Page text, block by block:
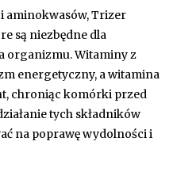
aminokwasów, Trizer
są niezbędne dla
organizmu. Witaminy z
energetyczny, a witamina
chroniąc komórki przed
tych składników
na poprawę wydolności i